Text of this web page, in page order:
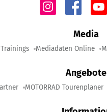
Media
Mediadaten Online
Angebote
MOTORRAD Tourenplaner